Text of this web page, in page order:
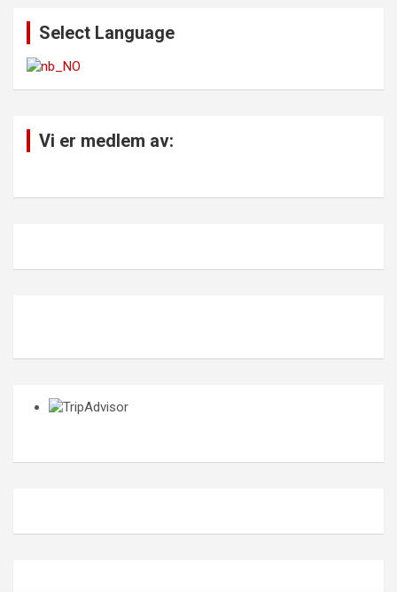
Select Language
Vi er medlem av: